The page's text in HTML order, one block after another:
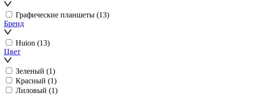
Графические планшеты (13)
Бренд
Huion (13)
Цвет
Зеленый (1)
Красный (1)
Лиловый (1)